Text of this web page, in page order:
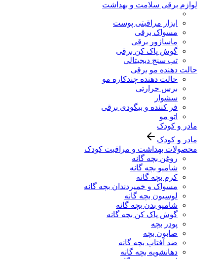
لوازم برقی سلامت و بهداشت
ابزار مراقبتی پوست
مسواک برقی
ماساژور برقی
گوش پاک کن برقی
تب سنج دیجیتالی
حالت دهنده مو برقی
حالت دهنده چندکاره مو
برس حرارتی
سشوار
فر کننده و بیگودی برقی
اتو مو
مادر و کودک
مادر و کودک
محصولات بهداشت و مراقبت کودک
روغن بچه گانه
شامپو بچه گانه
کرم بچه گانه
مسواک و خمیردندان بچه گانه
لوسیون بچه گانه
شامپو بدن بچه گانه
گوش پاک کن بچه گانه
پودر بچه
صابون بچه
ضد آفتاب بچه گانه
دهانشویه بچه گانه